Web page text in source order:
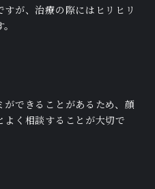
が、治療の際にはヒリヒリ
できることがあるため、顔
よく相談することが大切で